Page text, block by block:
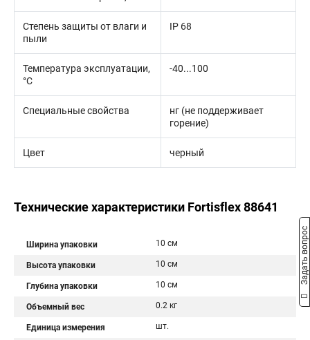
Степень защиты от влаги и
пыли
IP 68
Температура эксплуатации,
°С
-40...100
Специальные свойства
нг (не поддерживает
горение)
Цвет черный
Технические характеристики Fortisflex 88641
Ширина упаковки 10 см
Высота упаковки 10 см
Глубина упаковки 10 см
Объемный вес 0.2 кг
Единица измерения шт.
Задать вопрос